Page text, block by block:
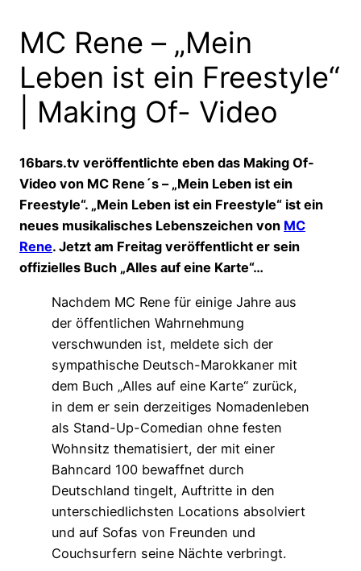
MC Rene – „Mein
Leben ist ein Freestyle“
| Making Of- Video
16bars.tv veröffentlichte eben das Making Of-
Video von MC Rene´s – „Mein Leben ist ein
Freestyle“. „Mein Leben ist ein Freestyle“ ist ein
neues musikalisches Lebenszeichen von MC
Rene. Jetzt am Freitag veröffentlicht er sein
offizielles Buch „Alles auf eine Karte“…
Nachdem MC Rene für einige Jahre aus
der öffentlichen Wahrnehmung
verschwunden ist, meldete sich der
sympathische Deutsch-Marokkaner mit
dem Buch „Alles auf eine Karte“ zurück,
in dem er sein derzeitiges Nomadenleben
als Stand-Up-Comedian ohne festen
Wohnsitz thematisiert, der mit einer
Bahncard 100 bewaffnet durch
Deutschland tingelt, Auftritte in den
unterschiedlichsten Locations absolviert
und auf Sofas von Freunden und
Couchsurfern seine Nächte verbringt.